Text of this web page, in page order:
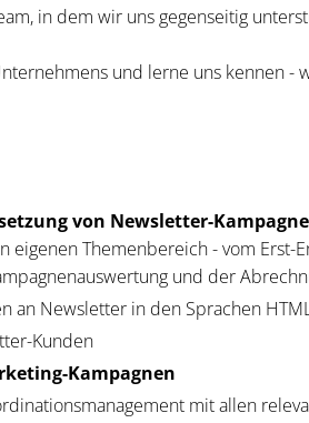
in dem wir uns gegenseitig
und lerne uns kennen -
von Newsletter-
eigenen Themenbereich - vom Erst-
und der
an Newsletter in den Sprachen
Kunden
Kampagnen
mit allen